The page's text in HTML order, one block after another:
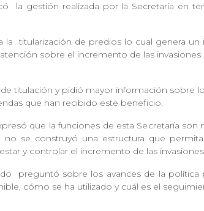
la gestión realizada por la Secretaría en
la titularización de predios lo cual genera
sobre el incremento de las invasiones
de titulación y pidió mayor información sobre
que han recibido este beneficio.
que la funciones de esta Secretaría
no se construyó una estructura que
y controlar el incremento de las
preguntó sobre los avances de la
cómo se ha utilizado y cuál es el